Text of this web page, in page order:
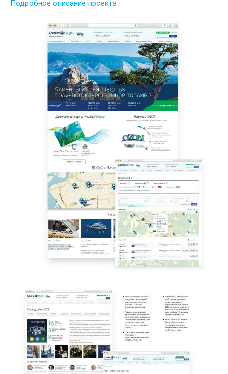
Подробное описание проекта